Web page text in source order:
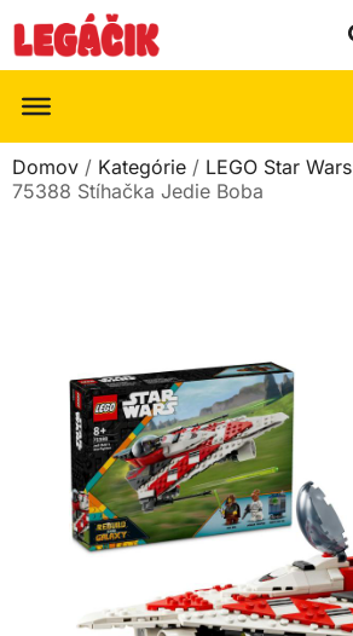
Domov / Kategórie / LEGO Star Wars
75388 Stíhačka Jedie Boba